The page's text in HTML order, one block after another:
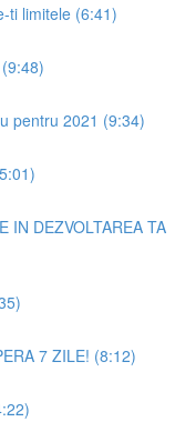
ti limitele (6:41)
pentru 2021 (9:34)
IN DEZVOLTAREA TA
7 ZILE! (8:12)